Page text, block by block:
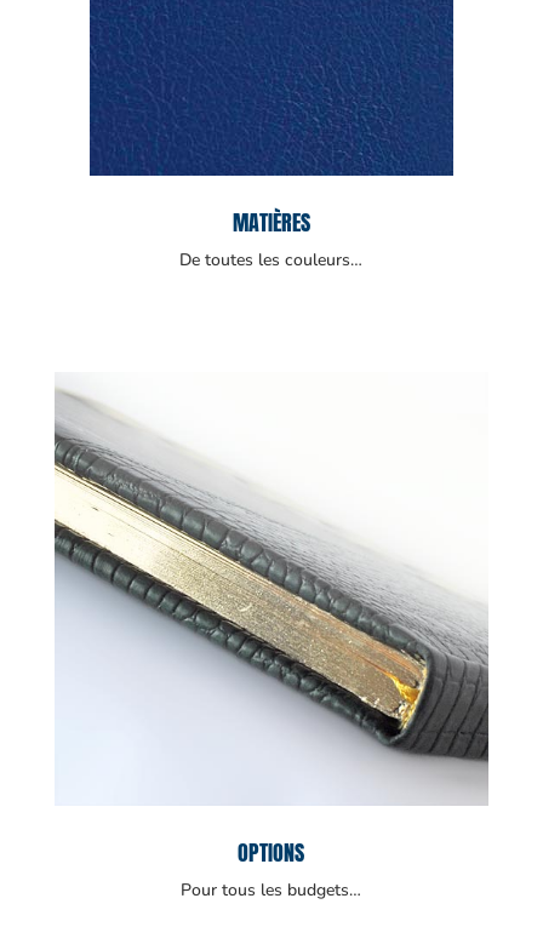
MATIÈRES
De toutes les couleurs…
OPTIONS
Pour tous les budgets…